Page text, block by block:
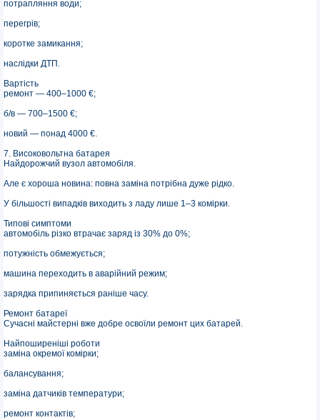
потрапляння води;
перегрів;
коротке замикання;
наслідки ДТП.
Вартість
ремонт — 400–1000 €;
б/в — 700–1500 €;
новий — понад 4000 €.
7. Високовольтна батарея
Найдорожчий вузол автомобіля.
Але є хороша новина: повна заміна потрібна дуже рідко.
У більшості випадків виходить з ладу лише 1–3 комірки.
Типові симптоми
автомобіль різко втрачає заряд із 30% до 0%;
потужність обмежується;
машина переходить в аварійний режим;
зарядка припиняється раніше часу.
Ремонт батареї
Сучасні майстерні вже добре освоїли ремонт цих батарей.
Найпоширеніші роботи
заміна окремої комірки;
балансування;
заміна датчиків температури;
ремонт контактів;